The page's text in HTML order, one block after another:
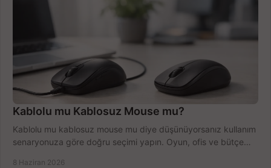
Kablolu mu Kablosuz Mouse mu?
Kablolu mu kablosuz mouse mu diye düşünüyorsanız kullanım
senaryonuza göre doğru seçimi yapın. Oyun, ofis ve bütçe
8 Haziran 2026